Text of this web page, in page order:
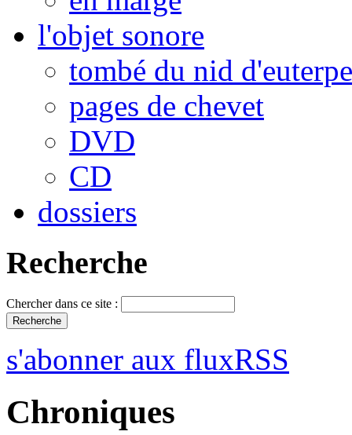
l'objet sonore
tombé du nid d'euterpe
pages de chevet
DVD
CD
dossiers
Recherche
Chercher dans ce site :
s'abonner aux fluxRSS
Chroniques